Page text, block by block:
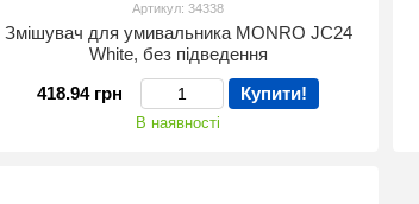
Артикул: 34338
Змішувач для умивальника MONRO JC24
White, без підведення
418.94 грн
Купити!
В наявності